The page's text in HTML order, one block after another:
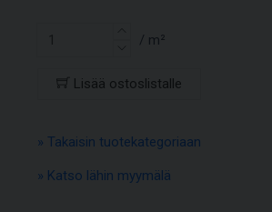
/ m²
Lisää ostoslistalle
» Takaisin tuotekategoriaan
» Katso lähin myymälä